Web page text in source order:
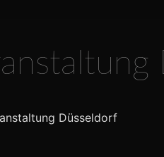
Düsseldorf